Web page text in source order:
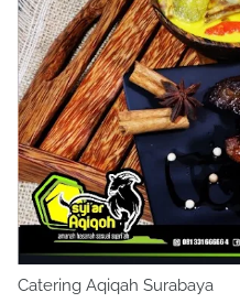
Catering Aqiqah Surabaya